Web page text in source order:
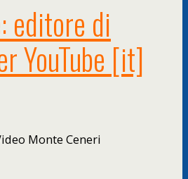
editore di
YouTube [it]
Monte Ceneri